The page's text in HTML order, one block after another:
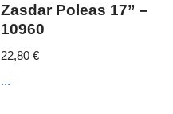
Zasdar Poleas 17” –
10960
22,80€
...